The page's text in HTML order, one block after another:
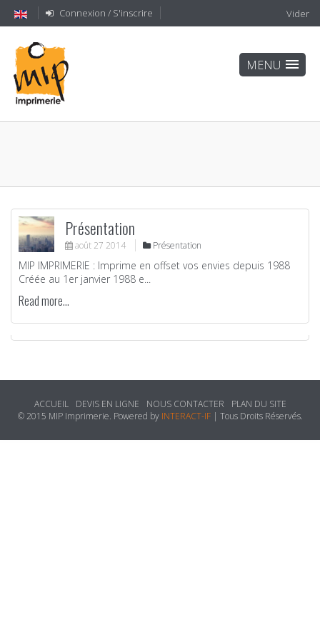
Connexion / S'inscrire Vider
Présentation
août 27 2014 Présentation
MIP IMPRIMERIE : Imprime en offset vos envies depuis 1988
Créée au 1er janvier 1988 e...
Read more...
ACCUEIL DEVIS EN LIGNE NOUS CONTACTER
PLAN DU SITE
© 2015 MIP Imprimerie. Powered by INTERACT-IF| Tous Droits Réservés.